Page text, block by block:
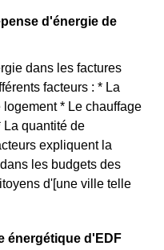
d'énergie de
dans les factures
facteurs : * La
* Le chauffage
quantité de
expliquent la
les budgets des
d'[une ville telle
énergétique d'EDF